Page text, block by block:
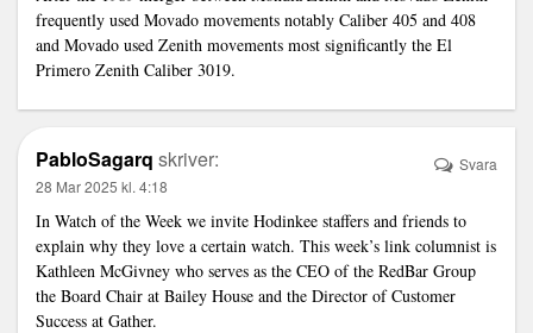
frequently used Movado movements notably Caliber 405 and 408
and Movado used Zenith movements most significantly the El
Primero Zenith Caliber 3019.
PabloSagarq skriver:
28 Mar 2025 kl. 4:18
In Watch of the Week we invite Hodinkee staffers and friends to
explain why they love a certain watch. This week’s link columnist is
Kathleen McGivney who serves as the CEO of the RedBar Group
the Board Chair at Bailey House and the Director of Customer
Success at Gather.
Svara